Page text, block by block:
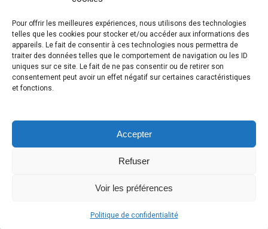
Pour offrir les meilleures expériences, nous utilisons des technologies
telles que les cookies pour stocker et/ou accéder aux informations des
appareils. Le fait de consentir à ces technologies nous permettra de
traiter des données telles que le comportement de navigation ou les ID
uniques sur ce site. Le fait de ne pas consentir ou de retirer son
consentement peut avoir un effet négatif sur certaines caractéristiques
et fonctions.
Accepter
Refuser
Voir les préférences
Politique de confidentialité
(CE LIEN OUVRE DANS UNE NOUVELLE FENÊTRE)
INTRANET(CE LIEN OUVRE DANS UNE NOUVELLE FENÊTRE)
/ MES RELEVÉS(CE LIEN OUVRE DANS UNE NOUVELLE
/ CENTRE D'IDENTITÉ
Politique de confidentialité|Accessibilité
Conception site web : Ubéo solutions web(ce lien ouvre dans une nouvelle
© Gouvernement du Québec, 2026